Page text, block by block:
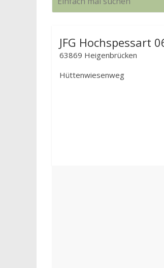
JFG Hochspessart
63869 Heigenbrücken
Hüttenwiesenweg